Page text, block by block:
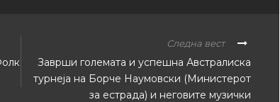
Следна вест
Заврши големата и успешна Австралиска
турнеја на Борче Наумовски (Министерот
за естрада) и неговите музички